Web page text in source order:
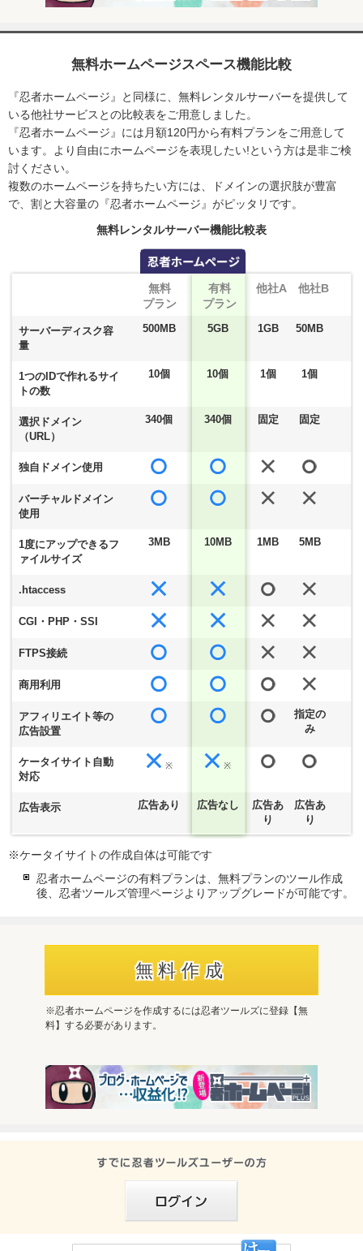
無料ホームページスペース機能比較
『忍者ホームページ』と同様に、無料レンタルサーバーを提供して
いる他社サービスとの比較表をご用意しました。
『忍者ホームページ』には月額120円から有料プランをご用意して
います。より自由にホームページを表現したい!という方は是非ご検
討ください。
複数のホームページを持ちたい方には、ドメインの選択肢が豊富
で、割と大容量の『忍者ホームページ』がピッタリです。
無料レンタルサーバー機能比較表
無料
プラン
有料
プラン
他社A 他社B
サーバーディスク容
量
500MB 5GB 1GB 50MB
1つのIDで作れるサイ
トの数
10個 10個 1個 1個
選択ドメイン
（URL）
340個 340個 固定 固定
独自ドメイン使用
バーチャルドメイン
使用
1度にアップできるフ
ァイルサイズ
3MB 10MB 1MB 5MB
.htaccess
CGI・PHP・SSI
FTPS接続
商用利用
アフィリエイト等の
広告設置
指定の
み
ケータイサイト自動
対応
※ ※
広告表示 広告あり 広告なし
広告あ
り
広告あ
り
ケータイサイトの作成自体は可能です
忍者ホームページの有料プランは、無料プランのツール作成
後、忍者ツールズ管理ページよりアップグレードが可能です。
無料作成
※忍者ホームページを作成するには忍者ツールズに登録【無
料】する必要があります。